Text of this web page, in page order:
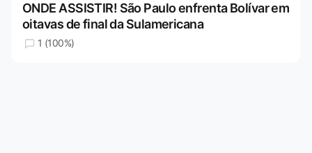
ONDE ASSISTIR! São Paulo enfrenta Bolívar em
oitavas de final da Sulamericana
1 (100%)